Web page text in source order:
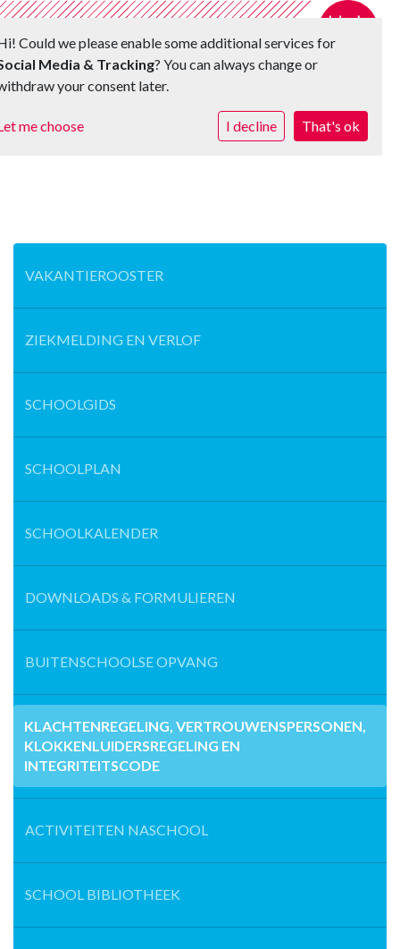
VAKANTIEROOSTER
ZIEKMELDING EN VERLOF
SCHOOLGIDS
SCHOOLPLAN
SCHOOLKALENDER
DOWNLOADS & FORMULIEREN
BUITENSCHOOLSE OPVANG
KLACHTENREGELING, VERTROUWENSPERSONEN,
KLOKKENLUIDERSREGELING EN
INTEGRITEITSCODE
ACTIVITEITEN NASCHOOL
SCHOOL BIBLIOTHEEK
Could we please enable some additional services for
Media & Tracking? You can always change or
your consent later.
me choose I decline That's ok